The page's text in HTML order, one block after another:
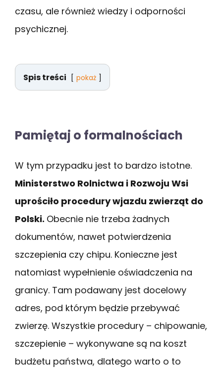
czasu, ale również wiedzy i odporności
psychicznej.
Spis treści pokaż
Pamiętaj o formalnościach
W tym przypadku jest to bardzo istotne.
Ministerstwo Rolnictwa i Rozwoju Wsi
uprościło procedury wjazdu zwierząt do
Polski. Obecnie nie trzeba żadnych
dokumentów, nawet potwierdzenia
szczepienia czy chipu. Konieczne jest
natomiast wypełnienie oświadczenia na
granicy. Tam podawany jest docelowy
adres, pod którym będzie przebywać
zwierzę. Wszystkie procedury – chipowanie,
szczepienie – wykonywane są na koszt
budżetu państwa, dlatego warto o to